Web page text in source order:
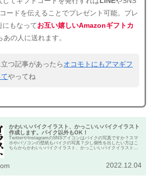
ードを伝えることでプレゼント可能。プレ
にもなってお互い嬉しいAmazonギフトカ
あの人に送れます。
つ記事があったらオコモトにもアマギフ
やってね
かわいいバイクイラスト、かっこいいバイクイラスト
作成します。バイク以外もOK！
TwitterやInstagramのSNSアイコンはバイクの写真ですか？スマ
ホやパソコンの壁紙もバイクの写真？少し個性を出したい方はこ
ちらからかわいいバイクイラスト、かっこいいバイクイラストを
2022.12.04